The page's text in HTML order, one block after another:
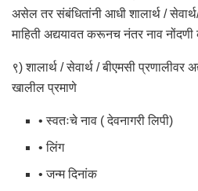
असेल तर संबंधितांनी आधी शालार्थ /
माहिती अद्ययावत करूनच नंतर नाव नोंदणी
९) शालार्थ / सेवार्थ / बीएमसी प्रणालीवर
खालील प्रमाणे
• स्वतःचे नाव ( देवनागरी लिपी)
• लिंग
• जन्म दिनांक